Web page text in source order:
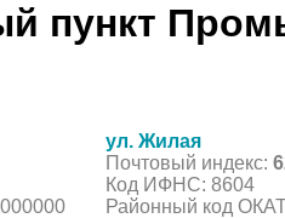
пункт
ул. Жилая
Почтовый индекс:
Код ИФНС: 8604
Районный код